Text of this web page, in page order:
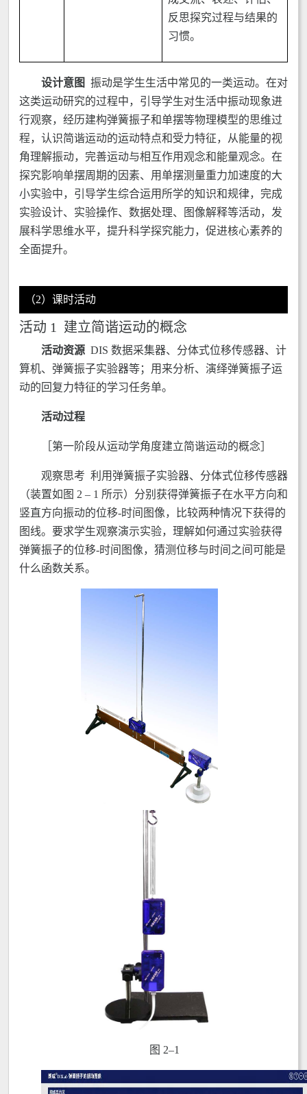
反思探究过程与结果的
习惯。
设计意图 振动是学生生活中常见的一类运动。在对
这类运动研究的过程中，引导学生对生活中振动现象进
行观察，经历建构弹簧振子和单摆等物理模型的思维过
程，认识简谐运动的运动特点和受力特征，从能量的视
角理解振动，完善运动与相互作用观念和能量观念。在
探究影响单摆周期的因素、用单摆测量重力加速度的大
小实验中，引导学生综合运用所学的知识和规律，完成
实验设计、实验操作、数据处理、图像解释等活动，发
展科学思维水平，提升科学探究能力，促进核心素养的
全面提升。
（2）课时活动
活动 1 建立简谐运动的概念
活动资源 DIS 数据采集器、分体式位移传感器、计
算机、弹簧振子实验器等；用来分析、演绎弹簧振子运
动的回复力特征的学习任务单。
活动过程
［第一阶段从运动学角度建立简谐运动的概念］
观察思考 利用弹簧振子实验器、分体式位移传感器
（装置如图 2 – 1 所示）分别获得弹簧振子在水平方向和
竖直方向振动的位移-时间图像，比较两种情况下获得的
图线。要求学生观察演示实验，理解如何通过实验获得
弹簧振子的位移-时间图像，猜测位移与时间之间可能是
什么函数关系。
图 2–1